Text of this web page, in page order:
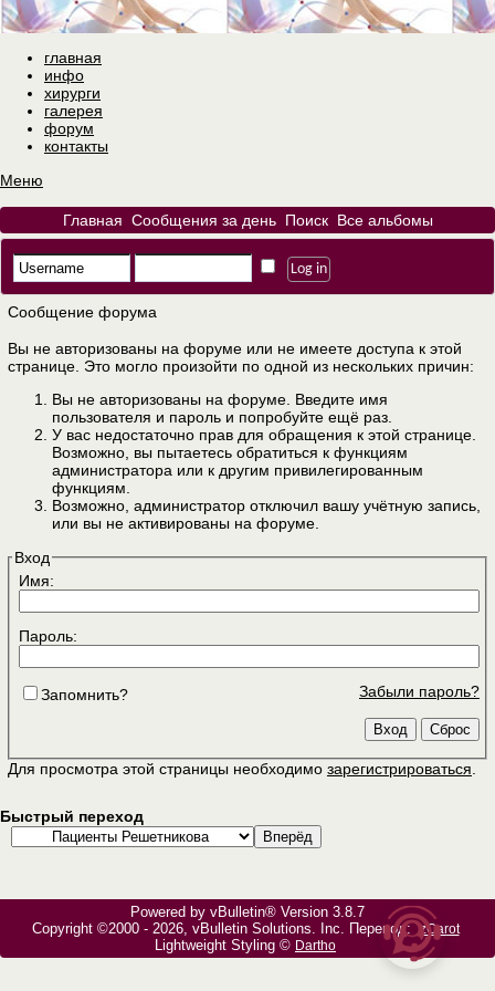
главная
инфо
хирурги
галерея
форум
контакты
Меню
Главная Сообщения за день Поиск Все альбомы
Сообщение форума
Вы не авторизованы на форуме или не имеете доступа к этой
странице. Это могло произойти по одной из нескольких причин:
Вы не авторизованы на форуме. Введите имя
пользователя и пароль и попробуйте ещё раз.
У вас недостаточно прав для обращения к этой странице.
Возможно, вы пытаетесь обратиться к функциям
администратора или к другим привилегированным
функциям.
Возможно, администратор отключил вашу учётную запись,
или вы не активированы на форуме.
Вход
Имя:
Пароль:
Забыли пароль?
Запомнить?
Для просмотра этой страницы необходимо зарегистрироваться
Быстрый переход
Powered by vBulletin® Version 3.8.7
Copyright ©2000 - 2026, vBulletin Solutions, Inc. Перевод: zCarot
Lightweight Styling © Dartho